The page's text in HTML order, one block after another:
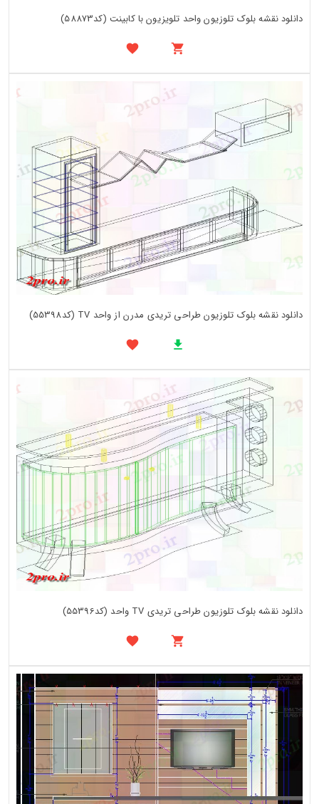
دانلود نقشه بلوک تلوزیون واحد تلویزیون با کابینت (کد58873)
دانلود نقشه بلوک تلوزیون طراحی تریدی مدرن از واحد TV (کد55398)
دانلود نقشه بلوک تلوزیون طراحی تریدی TV واحد (کد55396)